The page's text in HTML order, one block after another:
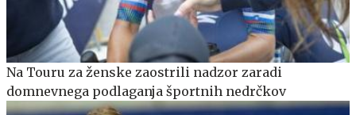
Na Touru za ženske zaostrili nadzor zaradi
domnevnega podlaganja športnih nedrčkov